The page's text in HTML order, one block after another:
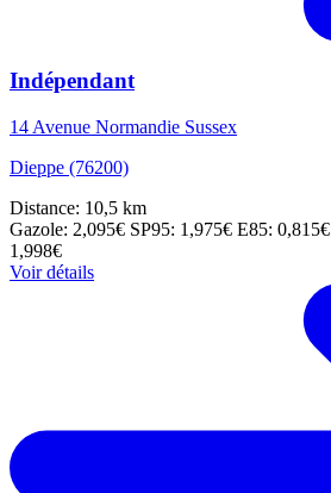
Indépendant
14 Avenue Normandie Sussex
Dieppe (76200)
Distance: 10,5 km
Gazole: 2,095€ SP95: 1,975€ E85: 0,815€
1,998€
Voir détails